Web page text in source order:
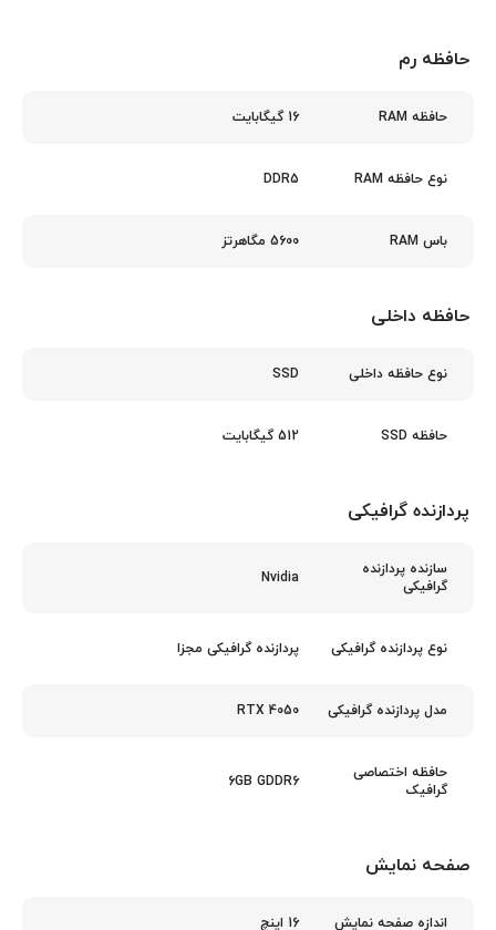
حافظه رم
حافظه RAM 16 گیگابایت
نوع حافظه RAM DDR5
باس RAM 5600 مگاهرتز
حافظه داخلی
نوع حافظه داخلی SSD
حافظه SSD 512 گیگابایت
پردازنده گرافیکی
سازنده پردازنده
گرافیکی
Nvidia
نوع پردازنده گرافیکی پردازنده گرافیکی مجزا
مدل پردازنده گرافیکی RTX 4050
حافظه اختصاصی
گرافیک
6GB GDDR6
صفحه نمایش
اندازه صفحه نمایش 16 اینچ